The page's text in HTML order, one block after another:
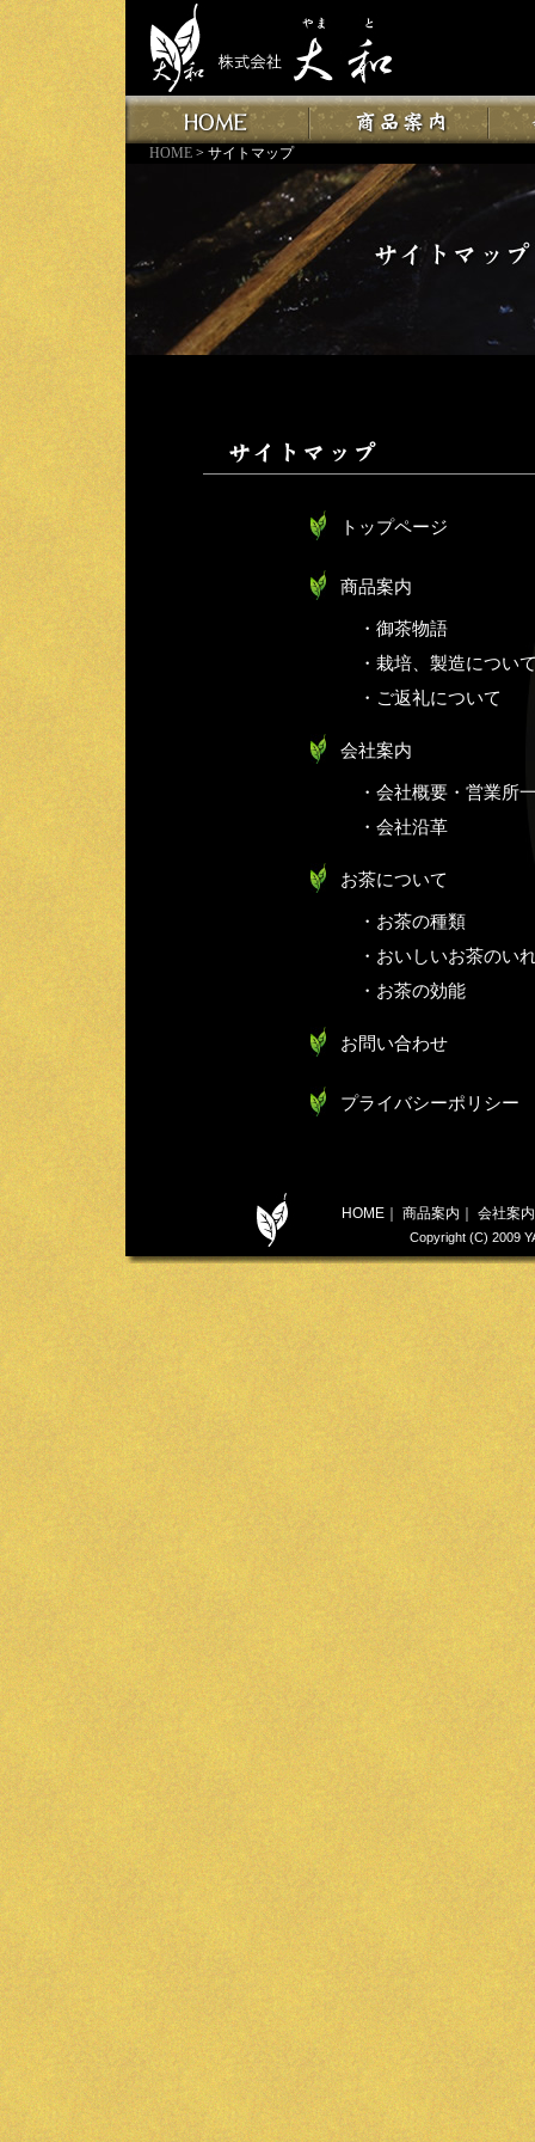
HOMEHOME > サイトマップ
トップページ
商品案内
・御茶物語
・栽培、製造につい
・ご返礼について
会社案内
・会社概要・営業所
・会社沿革
お茶について
・お茶の種類
・おいしいお茶のい
・お茶の効能
お問い合わせ
プライバシーポリシー
HOME｜ 商品案内 会社案内
Copyright (C) 2009